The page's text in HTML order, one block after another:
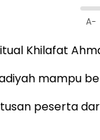
A-
Khilafat
mampu
peserta